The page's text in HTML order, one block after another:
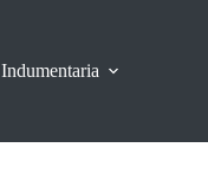
Indumentaria